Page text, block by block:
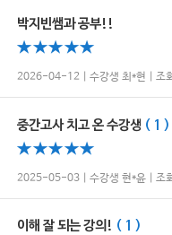
박지빈쌤과 공부!!
2026-04-12 | 수강생 최*현 | 조
중간고사 치고 온 수강생 ( 1 )
2025-05-03 | 수강생 현*윤 | 조
이해 잘 되는 강의! ( 1 )